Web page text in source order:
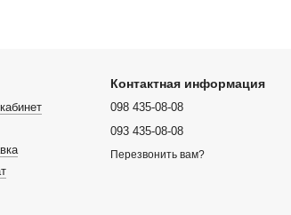
Контактная информация
098 435-08-08
093 435-08-08
Перезвонить вам?